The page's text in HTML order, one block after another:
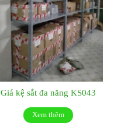
Giá kệ sắt đa năng KS043
Xem thêm